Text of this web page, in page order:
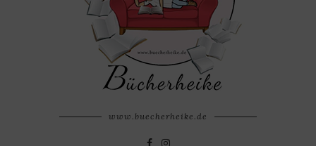
www.buecherheike.de